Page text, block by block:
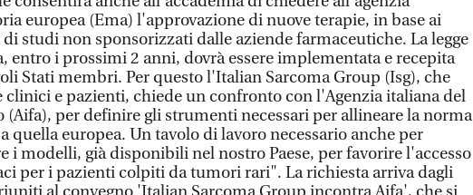
europea (Ema) l'approvazione di nuove terapie, in base ai
studi non sponsorizzati dalle aziende farmaceutiche. La legge
entro i prossimi 2 anni, dovrà essere implementata e recepita
Stati membri. Per questo l'Italian Sarcoma Group (Isg), che
clinici e pazienti, chiede un confronto con l'Agenzia italiana del
(Aifa), per definire gli strumenti necessari per allineare la norma
quella europea. Un tavolo di lavoro necessario anche per
i modelli, già disponibili nel nostro Paese, per favorire l'accesso
per i pazienti colpiti da tumori rari". La richiesta arriva dagli